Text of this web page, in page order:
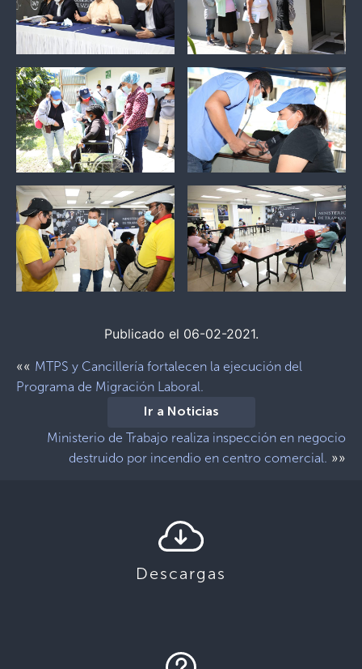
Publicado el 06-02-2021.
«« MTPS y Cancillería fortalecen la ejecución del
Programa de Migración Laboral.
Ir a Noticias
Ministerio de Trabajo realiza inspección en negocio
destruido por incendio en centro comercial. »»
Descargas